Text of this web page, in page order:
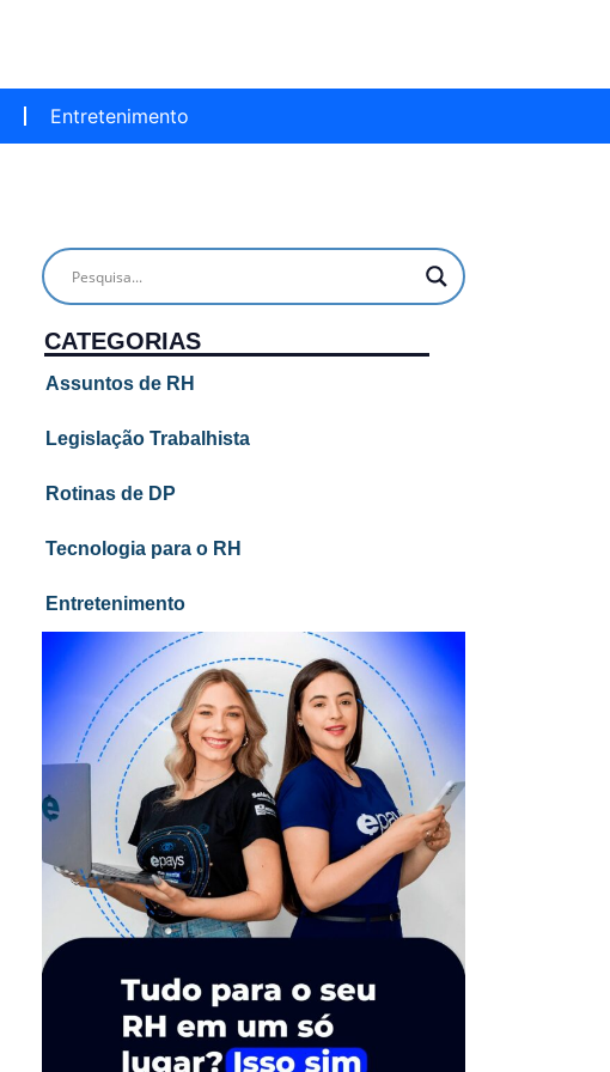
Entretenimento
CATEGORIAS
Assuntos de RH
Legislação Trabalhista
Rotinas de DP
Tecnologia para o RH
Entretenimento